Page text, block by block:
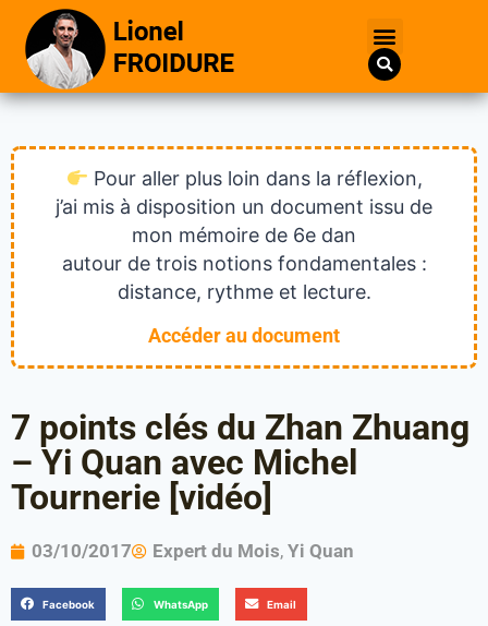
Pour aller plus loin dans la réflexion,
j’ai mis à disposition un document issu de
mon mémoire de 6e dan
autour de trois notions fondamentales :
distance, rythme et lecture.
Accéder au document
7 points clés du Zhan Zhuang
– Yi Quan avec Michel
Tournerie [vidéo]
03/10/2017 Expert du Mois, Yi Quan
Facebook WhatsApp Email